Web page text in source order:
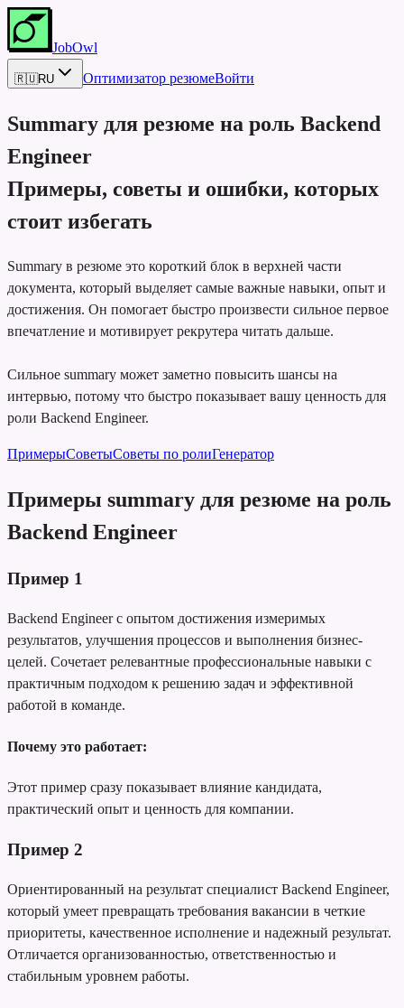
JobOwl
🇷🇺RU Оптимизатор резюмеВойти
Summary для резюме на роль Backend
Engineer
Примеры, советы и ошибки, которых
стоит избегать
Summary в резюме это короткий блок в верхней части
документа, который выделяет самые важные навыки, опыт и
достижения. Он помогает быстро произвести сильное первое
впечатление и мотивирует рекрутера читать дальше.
Сильное summary может заметно повысить шансы на
интервью, потому что быстро показывает вашу ценность для
роли Backend Engineer.
ПримерыСоветыСоветы по ролиГенератор
Примеры summary для резюме на роль
Backend Engineer
Пример 1
Backend Engineer с опытом достижения измеримых
результатов, улучшения процессов и выполнения бизнес-
целей. Сочетает релевантные профессиональные навыки с
практичным подходом к решению задач и эффективной
работой в команде.
Почему это работает:
Этот пример сразу показывает влияние кандидата,
практический опыт и ценность для компании.
Пример 2
Ориентированный на результат специалист Backend Engineer,
который умеет превращать требования вакансии в четкие
приоритеты, качественное исполнение и надежный результат.
Отличается организованностью, ответственностью и
стабильным уровнем работы.